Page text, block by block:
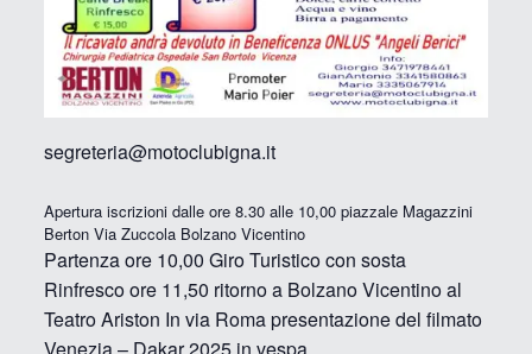
segreteria@motoclubigna.it
Apertura iscrizioni dalle ore 8.30 alle 10,00 piazzale Magazzini
Berton Via Zuccola Bolzano Vicentino
Partenza ore 10,00 Giro Turistico con sosta
Rinfresco ore 11,50 ritorno a Bolzano Vicentino al
Teatro Ariston In via Roma presentazione del filmato
Venezia – Dakar 2025 in vespa